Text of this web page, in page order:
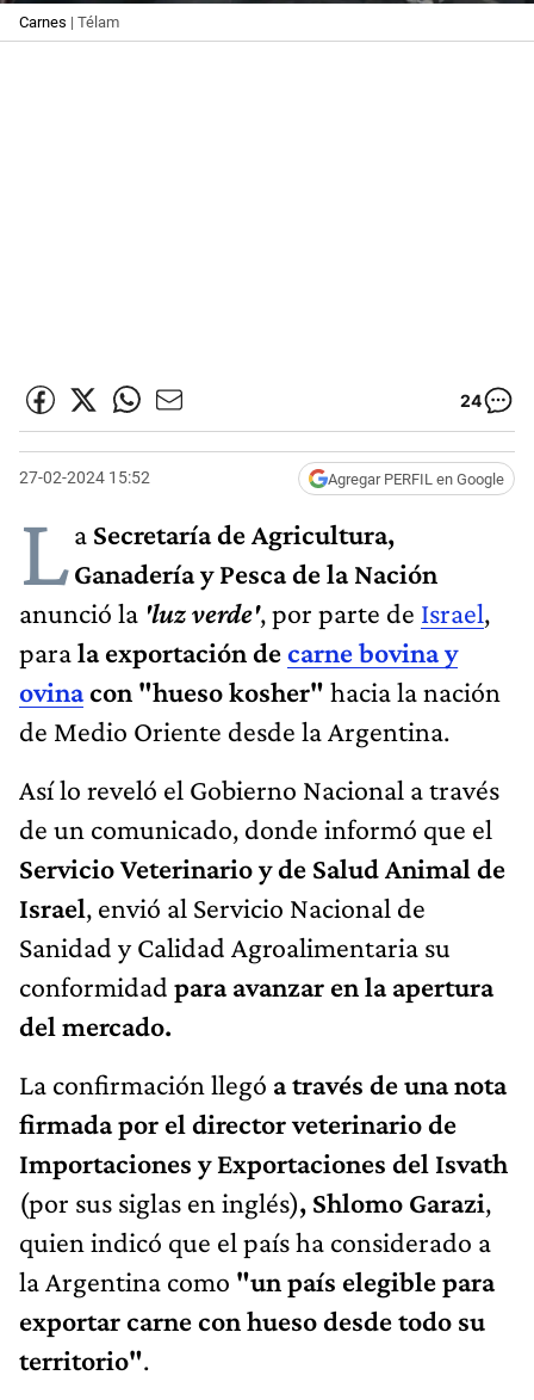
Carnes | Télam
24
27-02-2024 15:52 Agregar PERFIL en Google
La Secretaría de Agricultura,
Ganadería y Pesca de la Nación
anunció la 'luz verde', por parte de Israel,
parala exportación decarne bovina y
ovinacon "hueso kosher" hacia la nación
de Medio Oriente desde la Argentina.
Así lo reveló el Gobierno Nacional a través
de un comunicado, donde informó que el
Servicio Veterinario y de Salud Animal de
Israel, envió al Servicio Nacional de
Sanidad y Calidad Agroalimentaria su
conformidad para avanzar en la apertura
del mercado.
La confirmación llegó a través de una nota
firmada por el director veterinario de
Importaciones y Exportaciones del Isvath
(por sus siglas en inglés), Shlomo Garazi,
quien indicó que el país ha considerado a
la Argentina como "un país elegible para
exportar carne con hueso desde todo su
territorio".